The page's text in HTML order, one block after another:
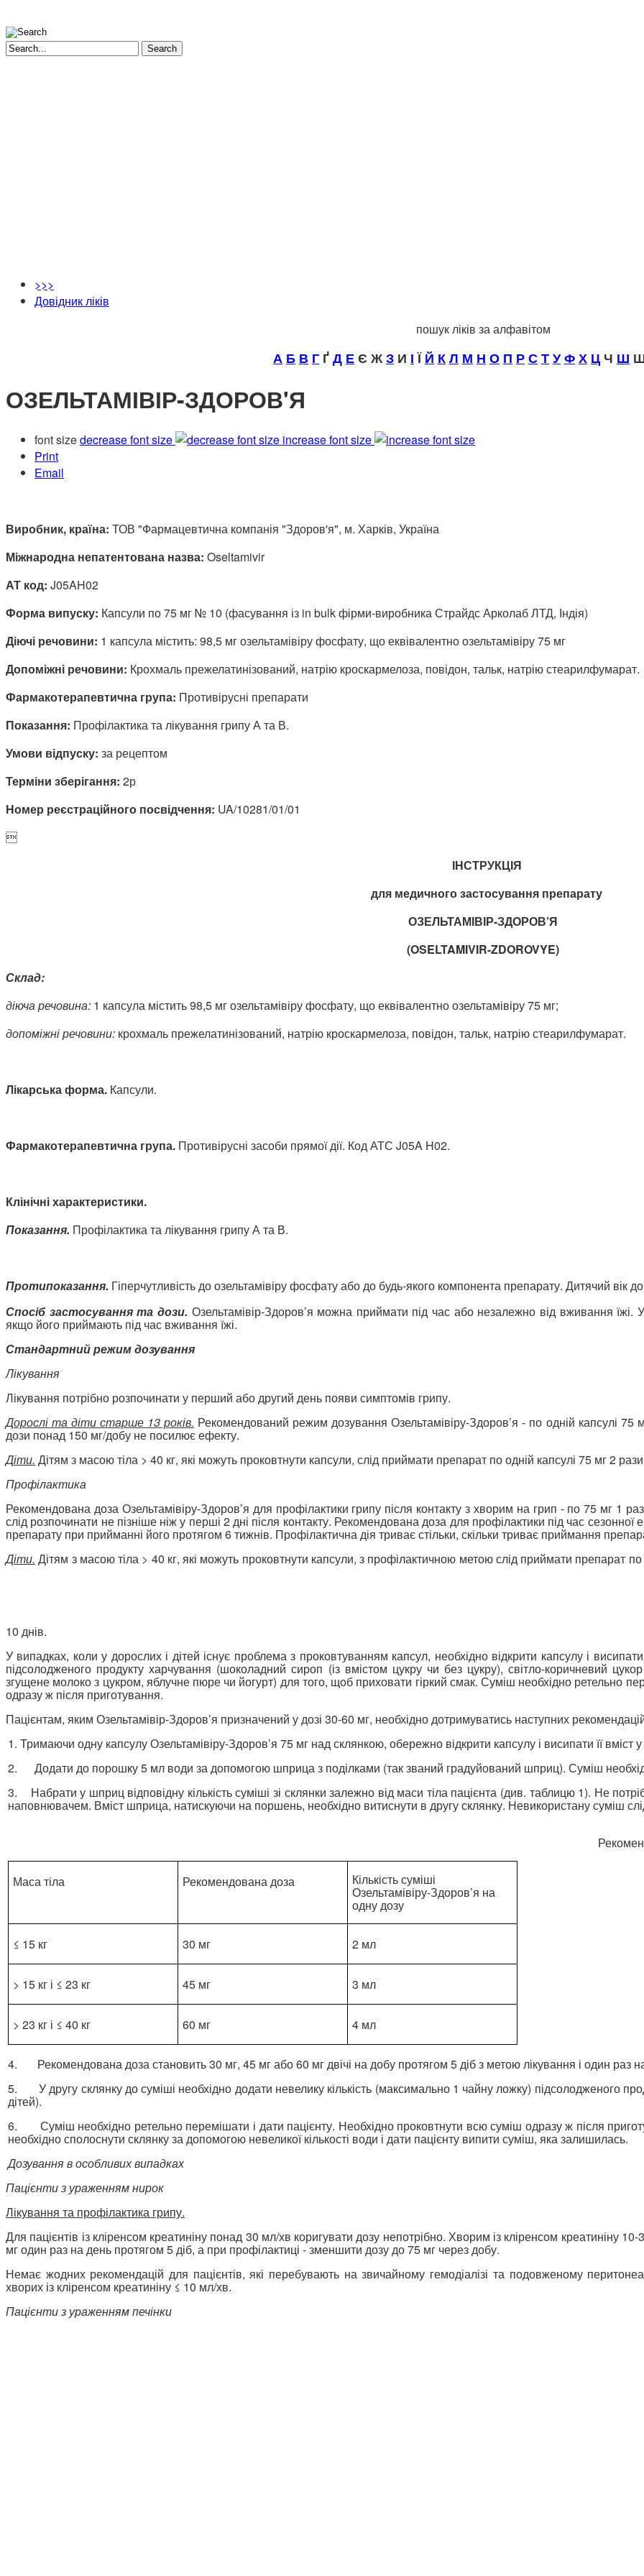
Search
>>>
Довідник ліків
пошук ліків за алфавітом
А Б В Г ҐД ЕЄ ЖЗ И ІЇЙ КЛ М Н О П РСТУФХ Ц Ч Ш
ОЗЕЛЬТАМІВІР-ЗДОРОВ'Я
font sizedecrease font size
increase font size
Print
Email
Виробник, країна: ТОВ "Фармацевтична компанія "Здоров'я", м. Харків, Україна
Міжнародна непатентована назва: Oseltamivir
АТ код: J05AH02
Форма випуску: Капсули по 75 мг № 10 (фасування із in bulk фірми-виробника Страйдс Арколаб ЛТД, Індія)
Діючі речовини: 1 капсула містить: 98,5 мг озельтамівіру фосфату, що еквівалентно озельтамівіру 75 мг
Допоміжні речовини: Крохмаль прежелатинізований, натрію кроскармелоза, повідон, тальк, натрію стеарилфумарат.
Фармакотерапевтична група: Противірусні препарати
Показання: Профілактика та лікування грипу А та В.
Умови відпуску: за рецептом
Терміни зберігання: 2р
Номер реєстраційного посвідчення: UA/10281/01/01

ІНСТРУКЦІЯ
для медичного застосування препарату
ОЗЕЛЬТАМІВІР-ЗДОРОВ’Я
(OSELTAMIVIR-ZDOROVYE)
Склад:
діюча речовина: 1 капсула містить 98,5 мг озельтамівіру фосфату, що еквівалентно озельтамівіру 75 мг;
допоміжні речовини: крохмаль прежелатинізований, натрію кроскармелоза, повідон, тальк, натрію стеарилфумарат.
Лікарська форма. Капсули.
Фармакотерапевтична група. Противірусні засоби прямої дії. Код АТС J05A H02.
Клінічні характеристики.
Показання. Профілактика та лікування грипу А та В.
Протипоказання. Гіперчутливість до озельтамівіру фосфату або до будь-якого компонента препарату. Дитячий вік
Спосіб застосування та дози. Озельтамівір-Здоров’я можна приймати під час або незалежно від вживання їжі.
якщо його приймають під час вживання їжі.
Стандартний режим дозування
Лікування
Лікування потрібно розпочинати у перший або другий день появи симптомів грипу.
Дорослі та діти старше 13 років. Рекомендований режим дозування Озельтамівіру-Здоров’я - по одній капсулі
дози понад 150 мг/добу не посилює ефекту.
Діти. Дітям з масою тіла > 40 кг, які можуть проковтнути капсули, слід приймати препарат по одній капсулі 75 мг 2
Профілактика
Рекомендована доза Озельтамівіру-Здоров’я для профілактики грипу після контакту з хворим на грип - по 75 мг 1
слід розпочинати не пізніше ніж у перші 2 дні після контакту. Рекомендована доза для профілактики під час сезонної
препарату при прийманні його протягом 6 тижнів. Профілактична дія триває стільки, скільки триває приймання
Діти. Дітям з масою тіла > 40 кг, які можуть проковтнути капсули, з профілактичною метою слід приймати препарат
10 днів.
У випадках, коли у дорослих і дітей існує проблема з проковтуванням капсул, необхідно відкрити капсулу і
підсолодженого продукту харчування (шоколадний сироп (із вмістом цукру чи без цукру), світло-коричневий
згущене молоко з цукром, яблучне пюре чи йогурт) для того, щоб приховати гіркий смак. Суміш необхідно ретельно
одразу ж після приготування.
Пацієнтам, яким Озельтамівір-Здоров’я призначений у дозі 30-60 мг, необхідно дотримуватись наступних
1.Тримаючи одну капсулу Озельтамівіру-Здоров’я 75 мг над склянкою, обережно відкрити капсулу і висипати її вміст у
2.Додати до порошку 5 мл води за допомогою шприца з поділками (так званий градуйований шприц). Суміш
3. Набрати у шприц відповідну кількість суміші зі склянки залежно від маси тіла пацієнта (див. таблицю 1). Не
наповнювачем. Вміст шприца, натискуючи на поршень, необхідно витиснути в другу склянку. Невикористану суміш
Маса тіла Рекомендована доза Кількість суміші
Озельтамівіру-Здоров’я на
одну дозу
≤ 15 кг 30 мг 2 мл
> 15 кг і ≤ 23 кг 45 мг 3 мл
> 23 кг і ≤ 40 кг 60 мг 4 мл
4. Рекомендована доза становить 30 мг, 45 мг або 60 мг двічі на добу протягом 5 діб з метою лікування і один раз
5.У другу склянку до суміші необхідно додати невелику кількість (максимально 1 чайну ложку) підсолодженого
дітей).
6. Суміш необхідно ретельно перемішати і дати пацієнту. Необхідно проковтнути всю суміш одразу ж після
необхідно сполоснути склянку за допомогою невеликої кількості води і дати пацієнту випити суміш, яка залишилась.
Дозування в особливих випадках
Пацієнти з ураженням нирок
Лікування та профілактика грипу.
Для пацієнтів із кліренсом креатиніну понад 30 мл/хв коригувати дозу непотрібно. Хворим із кліренсом креатиніну
мг один раз на день протягом 5 діб, а при профілактиці - зменшити дозу до 75 мг через добу.
Немає жодних рекомендацій для пацієнтів, які перебувають на звичайному гемодіалізі та подовженому
хворих із кліренсом креатиніну ≤ 10 мл/хв.
Пацієнти з ураженням печінки